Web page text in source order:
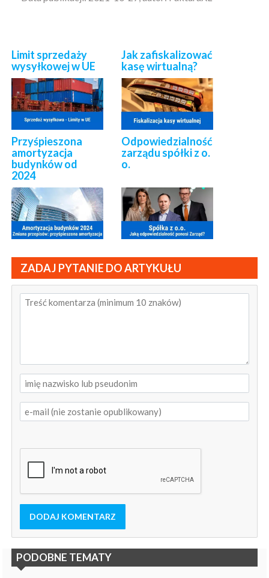
Limit sprzedaży
wysyłkowej w UE
Jak zafiskalizować
kasę wirtualną?
Przyśpieszona
amortyzacja
budynków od
2024
Odpowiedzialność
zarządu spółki z o.
o.
ZADAJ PYTANIE DO ARTYKUŁU
DODAJ KOMENTARZ
PODOBNE TEMATY